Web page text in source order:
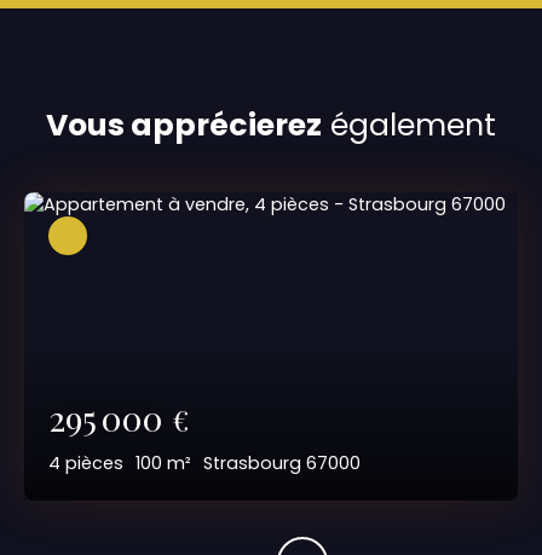
Vous apprécierez également
295 000 €
4 pièces 100 m² Strasbourg 67000